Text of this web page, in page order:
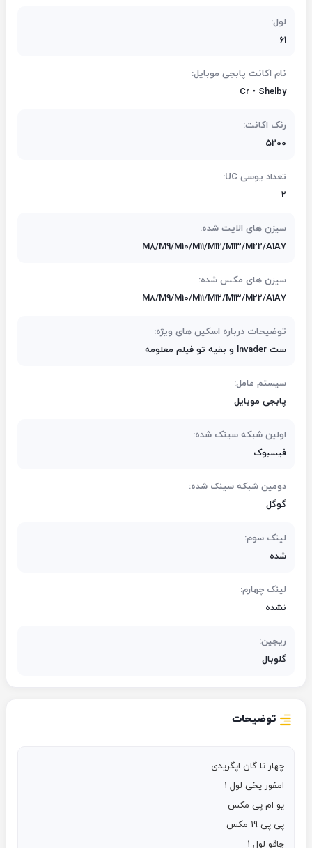
لول:
61
نام اکانت پابجی موبایل:
Cr・Shelby
رنک اکانت:
5200
تعداد یوسی UC:
2
سیزن های الایت شده:
M8/M9/M10/M11/M12/M13/M22/A1A7
سیزن های مکس شده:
M8/M9/M10/M11/M12/M13/M22/A1A7
توضیحات درباره اسکین های ویژه:
ست lnvader و بقیه تو فیلم معلومه
سیستم عامل:
پابجی موبایل
اولین شبکه سینک شده:
فیسبوک
دومین شبکه سینک شده:
گوگل
لینک سوم:
شده
لینک چهارم:
نشده
ریجین:
گلوبال
توضیحات